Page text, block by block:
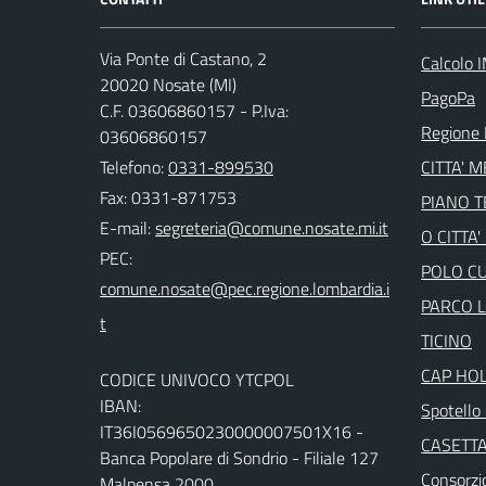
Via Ponte di Castano, 2
20020 Nosate (MI)
C.F. 03606860157 - P.Iva:
03606860157
Telefono:0331-899530
Fax: 0331-871753
E-mail:
PEC:
CODICE UNIVOCO YTCPOL
IBAN:
IT36I0569650230000007501X16 -
Banca Popolare di Sondrio - Filiale 127
Calcolo
PagoPa
Regione
CITTA'
PIANO
O
POLO
PARCO
TICINO
CAP